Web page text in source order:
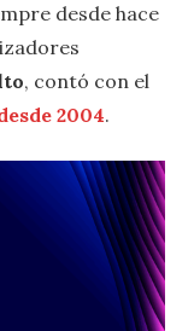
desde hace
, contó con el
2004.